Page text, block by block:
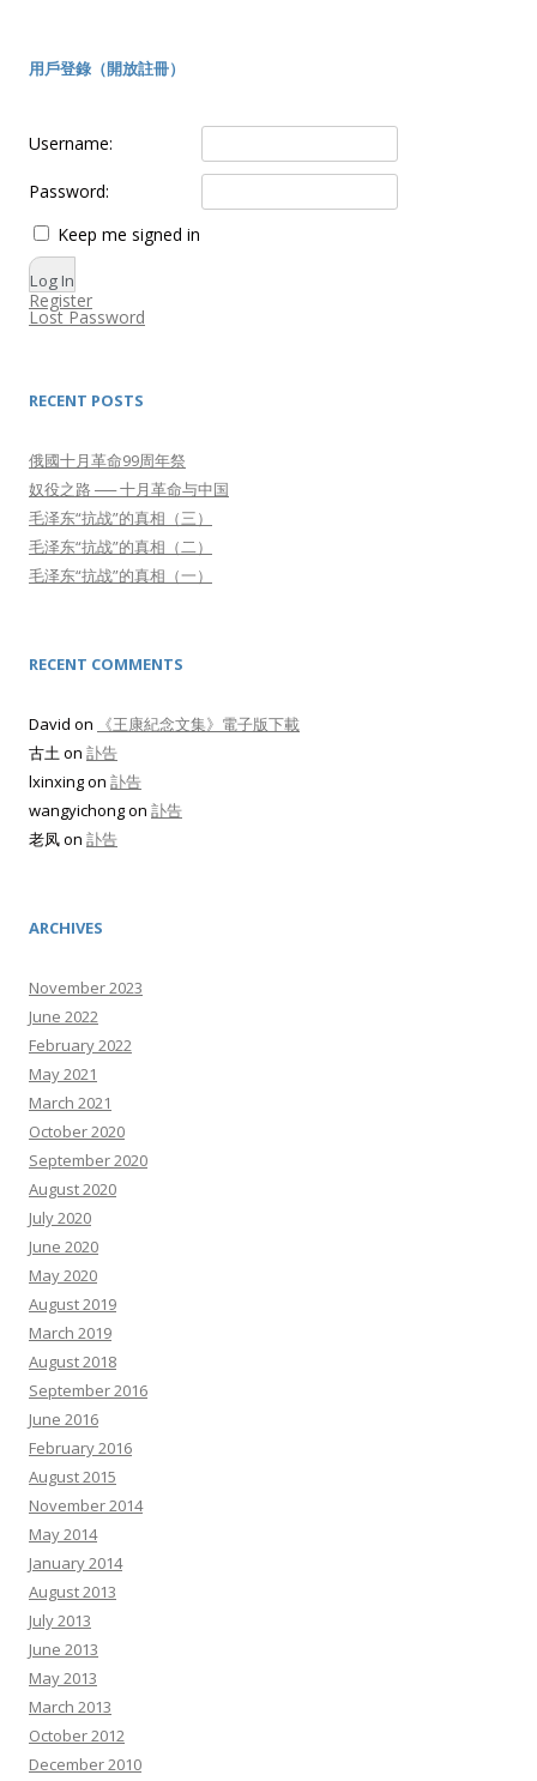
用戶登錄（開放註冊）
Username:
Password:
Keep me signed in
Log In
Register
Lost Password
RECENT POSTS
俄國十月革命99周年祭
奴役之路 ── 十月革命与中国
毛泽东“抗战”的真相（三）
毛泽东“抗战”的真相（二）
毛泽东“抗战”的真相（一）
RECENT COMMENTS
David on
《王康紀念文集》電子版下載
古土on 訃告
lxinxingon 訃告
wangyichongon 訃告
老凤on 訃告
ARCHIVES
November 2023
June 2022
February 2022
May 2021
March 2021
October 2020
September 2020
August 2020
July 2020
June 2020
May 2020
August 2019
March 2019
August 2018
September 2016
June 2016
February 2016
August 2015
November 2014
May 2014
January 2014
August 2013
July 2013
June 2013
May 2013
March 2013
October 2012
December 2010